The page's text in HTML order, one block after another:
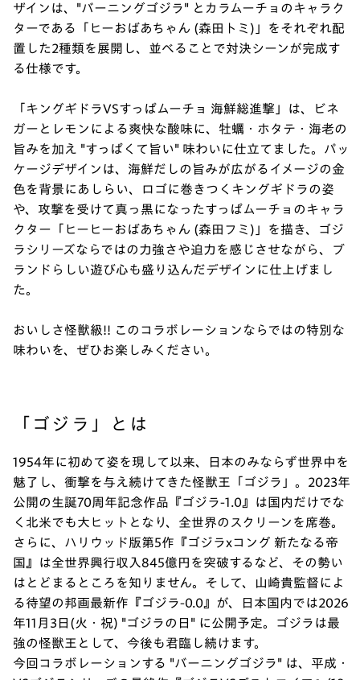
ザインは、"バーニングゴジラ" とカラムーチョのキャラク
ターである「ヒーおばあちゃん (森田トミ)」をそれぞれ配
置した2種類を展開し、並べることで対決シーンが完成す
る仕様です。
「キングギドラVSすっぱムーチョ 海鮮総進撃」は、ビネ
ガーとレモンによる爽快な酸味に、牡蠣・ホタテ・海老の
旨みを加え "すっぱくて旨い" 味わいに仕立てました。パッ
ケージデザインは、海鮮だしの旨みが広がるイメージの金
色を背景にあしらい、ロゴに巻きつくキングギドラの姿
や、攻撃を受けて真っ黒になったすっぱムーチョのキャラ
クター「ヒーヒーおばあちゃん (森田フミ)」を描き、ゴジ
ラシリーズならではの力強さや迫力を感じさせながら、ブ
ランドらしい遊び心も盛り込んだデザインに仕上げまし
た。
おいしさ怪獣級!! このコラボレーションならではの特別な
味わいを、ぜひお楽しみください。
「ゴジラ」とは
1954年に初めて姿を現して以来、日本のみならず世界中を
魅了し、衝撃を与え続けてきた怪獣王「ゴジラ」。2023年
公開の生誕70周年記念作品『ゴジラ-1.0』は国内だけでな
く北米でも大ヒットとなり、全世界のスクリーンを席巻。
さらに、ハリウッド版第5作『ゴジラxコング 新たなる帝
国』は全世界興行収入845億円を突破するなど、その勢い
はとどまるところを知りません。そして、山崎貴監督によ
る待望の邦画最新作『ゴジラ-0.0』が、日本国内では2026
年11月3日(火・祝) "ゴジラの日" に公開予定。ゴジラは最
強の怪獣王として、今後も君臨し続けます。
今回コラボレーションする "バーニングゴジラ" は、平成・